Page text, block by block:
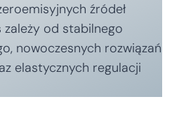
źródeł
zależy od stabilnego
nowoczesnych rozwiązań
elastycznych regulacji